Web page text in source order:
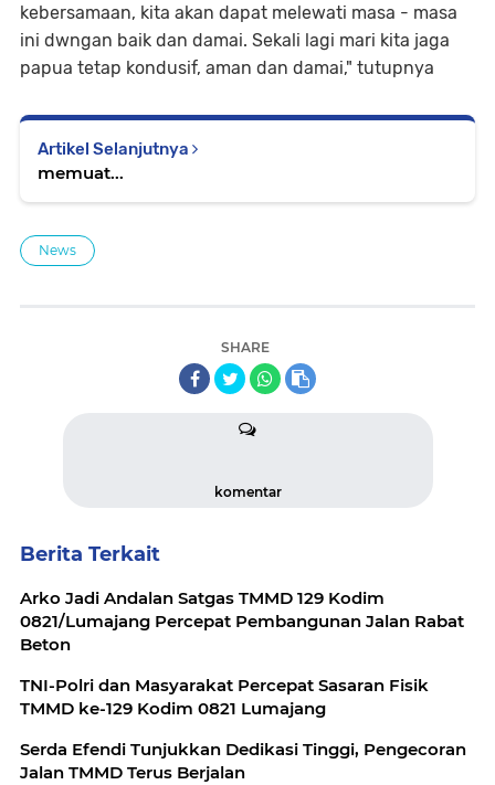
kebersamaan, kita akan dapat melewati masa - masa
ini dwngan baik dan damai. Sekali lagi mari kita jaga
papua tetap kondusif, aman dan damai," tutupnya
Artikel Selanjutnya
memuat...
News
SHARE
komentar
Berita Terkait
Arko Jadi Andalan Satgas TMMD 129 Kodim
0821/Lumajang Percepat Pembangunan Jalan Rabat
Beton
TNI-Polri dan Masyarakat Percepat Sasaran Fisik
TMMD ke-129 Kodim 0821 Lumajang
Serda Efendi Tunjukkan Dedikasi Tinggi, Pengecoran
Jalan TMMD Terus Berjalan